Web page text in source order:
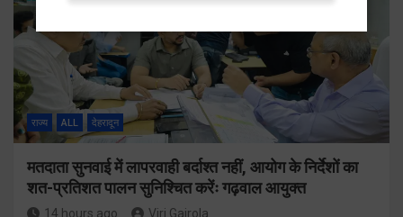
राज्य ALL देहरादून
मतदाता सुनवाई में लापरवाही बर्दाश्त नहीं, आयोग के निर्देशों का
शत-प्रतिशत पालन सुनिश्चित करेंः गढ़वाल आयुक्त
14 hours ago Viri Gairola